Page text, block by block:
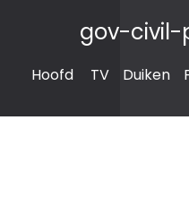
gov-civil-
Hoofd TV Duiken